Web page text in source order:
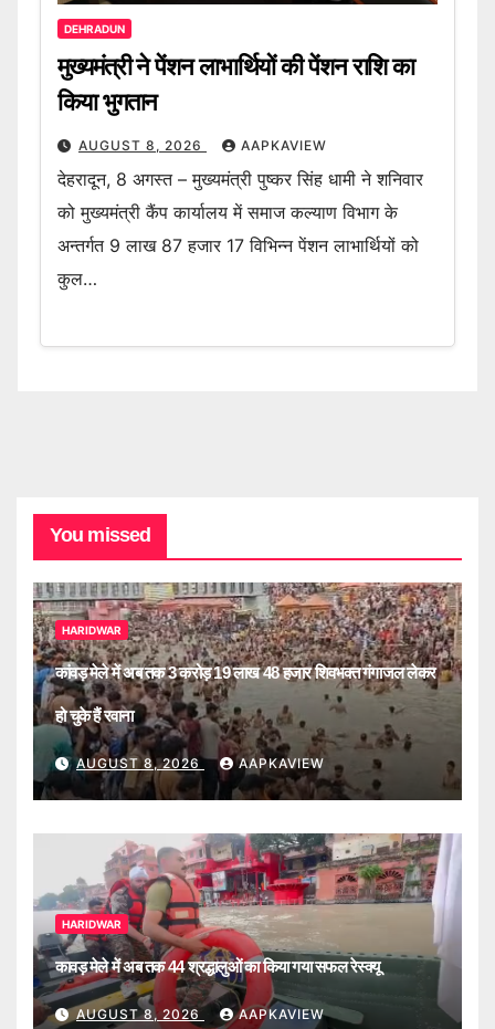
DEHRADUN
मुख्यमंत्री ने पेंशन लाभार्थियों की पेंशन राशि का
किया भुगतान
AUGUST 8, 2026 AAPKAVIEW
देहरादून, 8 अगस्त – मुख्यमंत्री पुष्कर सिंह धामी ने शनिवार
को मुख्यमंत्री कैंप कार्यालय में समाज कल्याण विभाग के
अन्तर्गत 9 लाख 87 हजार 17 विभिन्न पेंशन लाभार्थियों को
कुल…
You missed
HARIDWAR
कांवड़ मेले में अब तक 3 करोड़ 19 लाख 48 हजार शिवभक्त गंगाजल लेकर
हो चुके हैं रवाना
AUGUST 8, 2026 AAPKAVIEW
HARIDWAR
कावड़ मेले में अब तक 44 श्रद्धालुओं का किया गया सफल रेस्क्यू
AUGUST 8, 2026 AAPKAVIEW